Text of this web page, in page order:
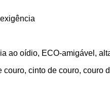
ao oídio, ECO-amigável,
couro, cinto de couro, couro